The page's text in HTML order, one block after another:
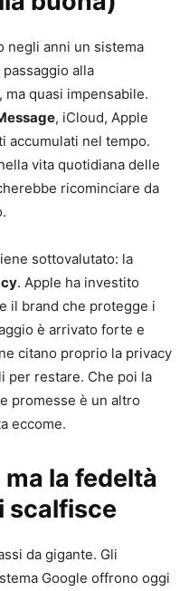
negli anni un sistema
alla
quasi impensabile.
, iCloud, Apple
accumulati nel tempo.
vita quotidiana delle
ricominciare da
sottovalutato: la
. Apple ha investito
il brand che protegge i
è arrivato forte e
citano proprio la privacy
per restare. Che poi la
promesse è un altro
eccome.
la fedeltà
scalfisce
da gigante. Gli
Google offrono oggi